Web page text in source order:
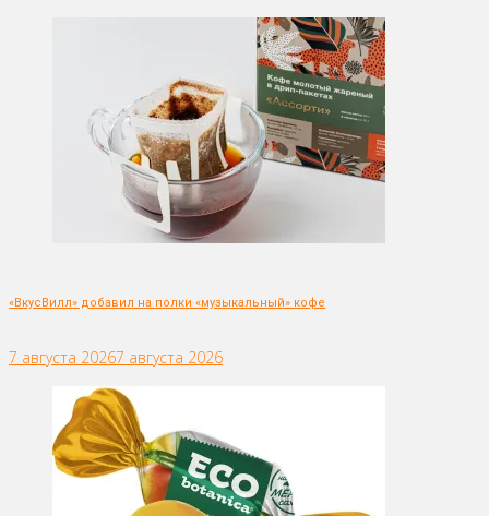
«ВкусВилл» добавил на полки «музыкальный» кофе
7 августа 20267 августа 2026